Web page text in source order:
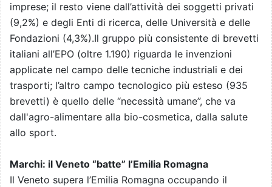
imprese; il resto viene dall’attività dei soggetti privati
(9,2%) e degli Enti di ricerca, delle Università e delle
Fondazioni (4,3%).Il gruppo più consistente di brevetti
italiani all’EPO (oltre 1.190) riguarda le invenzioni
applicate nel campo delle tecniche industriali e dei
trasporti; l’altro campo tecnologico più esteso (935
brevetti) è quello delle “necessità umane”, che va
dall'agro-alimentare alla bio-cosmetica, dalla salute
allo sport.
Marchi: il Veneto “batte” l’Emilia Romagna
Il Veneto supera l’Emilia Romagna occupando il